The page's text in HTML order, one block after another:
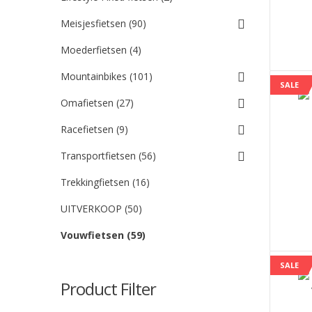
Meisjesfietsen (90)
Moederfietsen (4)
Mountainbikes (101)
Omafietsen (27)
Racefietsen (9)
Transportfietsen (56)
Trekkingfietsen (16)
UITVERKOOP (50)
Vouwfietsen (59)
Product Filter
SALE
SALE